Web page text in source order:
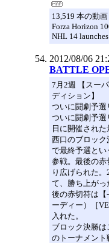
13,519 本の動
Forza Horizon
NHL 14
2012/08/06
BATTLE
7月2週 【スー
ディション】
ついに闘劇予選
ついに闘劇予選
日に開催され
西口のブロック
で最終予選と
参戦。最後の
り広げられた
て、勝ち上が
後の赤切符は【
ーディー）［
入れた。
ブロック決勝
のトーナメント